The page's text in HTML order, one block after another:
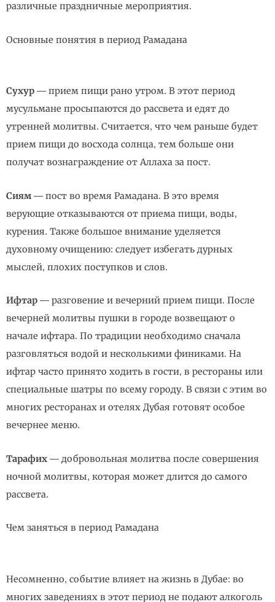
различные праздничные мероприятия.
Основные понятия в период Рамадана
Сухур — прием пищи рано утром. В этот период
мусульмане просыпаются до рассвета и едят до
утренней молитвы. Считается, что чем раньше будет
прием пищи до восхода солнца, тем больше они
получат вознаграждение от Аллаха за пост.
Сиям — пост во время Рамадана. В это время
верующие отказываются от приема пищи, воды,
курения. Также большое внимание уделяется
духовному очищению: следует избегать дурных
мыслей, плохих поступков и слов.
Ифтар — разговение и вечерний прием пищи. После
вечерней молитвы пушки в городе возвещают о
начале ифтара. По традиции необходимо сначала
разговляться водой и несколькими финиками. На
ифтар часто принято ходить в гости, в рестораны или
специальные шатры по всему городу. В связи с этим во
многих ресторанах и отелях Дубая готовят особое
вечернее меню.
Тарафих — добровольная молитва после совершения
ночной молитвы, которая может длится до самого
рассвета.
Чем заняться в период Рамадана
Несомненно, событие влияет на жизнь в Дубае: во
многих заведениях в этот период не подают алкоголь